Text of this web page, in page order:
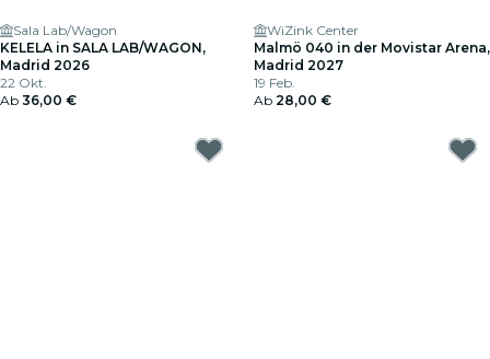
Sala Lab/Wagon
KELELA in SALA LAB/WAGON,
Madrid 2026
22 Okt.
Ab 36,00 €
WiZink Center
Malmö 040 in der Movistar Arena,
Madrid 2027
19 Feb.
Ab 28,00 €